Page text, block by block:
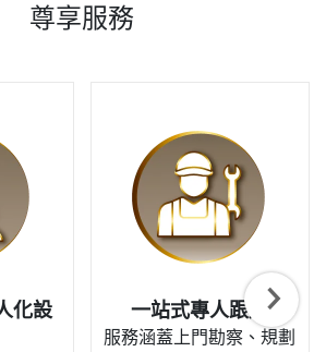
尊享服務
化設
一站式專人跟進
服務涵蓋上門勘察、規劃